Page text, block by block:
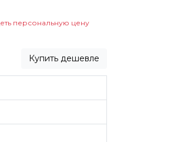
персональную цену
Купить дешевле